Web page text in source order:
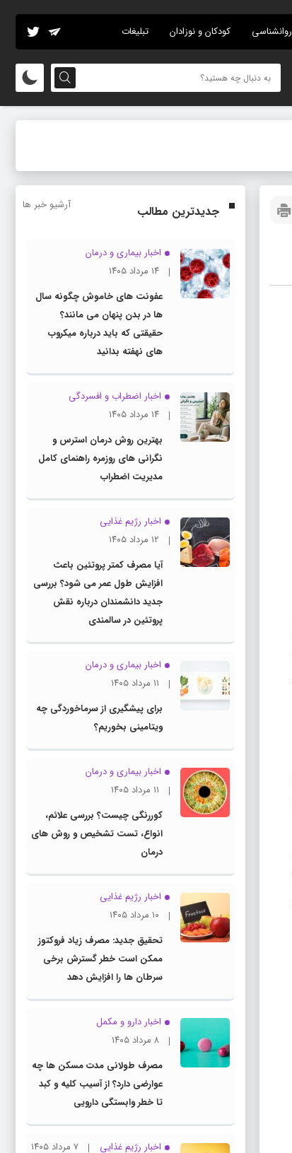
روانشناسی کودکان و نوزادان تبلیغات
جدیدترین مطالب آرشیو خبر ها
اخبار بیماری و درمان
۱۴ مرداد ۱۴۰۵
عفونت های خاموش چگونه سال
ها در بدن پنهان می مانند؟
حقیقتی که باید درباره میکروب
های نهفته بدانید
اخبار اضطراب و افسردگی
۱۴ مرداد ۱۴۰۵
بهترین روش درمان استرس و
نگرانی های روزمره راهنمای کامل
مدیریت اضطراب
اخبار رژیم غذایی
۱۲ مرداد ۱۴۰۵
آیا مصرف کمتر پروتئین باعث
افزایش طول عمر می شود؟ بررسی
جدید دانشمندان درباره نقش
پروتئین در سالمندی
اخبار بیماری و درمان
۱۱ مرداد ۱۴۰۵
برای پیشگیری از سرماخوردگی چه
ویتامینی بخوریم؟
اخبار بیماری و درمان
۱۱ مرداد ۱۴۰۵
کوررنگی چیست؟ بررسی علائم،
انواع، تست تشخیص و روش های
درمان
اخبار رژیم غذایی
۱۰ مرداد ۱۴۰۵
تحقیق جدید: مصرف زیاد فروکتوز
ممکن است خطر گسترش برخی
سرطان ها را افزایش دهد
اخبار دارو و مکمل
۸ مرداد ۱۴۰۵
مصرف طولانی مدت مسکن ها چه
عوارضی دارد؟ از آسیب کلیه و کبد
تا خطر وابستگی دارویی
اخبار رژیم غذایی
۷ مرداد ۱۴۰۵